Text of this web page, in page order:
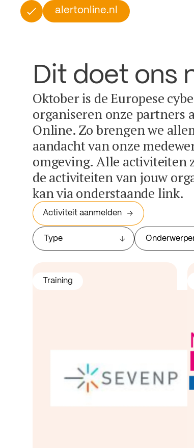
alertonline.nl
Dit doet ons
Oktober is de Europese
organiseren onze partners
Online. Zo brengen we
aandacht van onze
omgeving. Alle activiteiten
de activiteiten van jouw
kan via onderstaande link.
Activiteit aanmelden
Type
Training